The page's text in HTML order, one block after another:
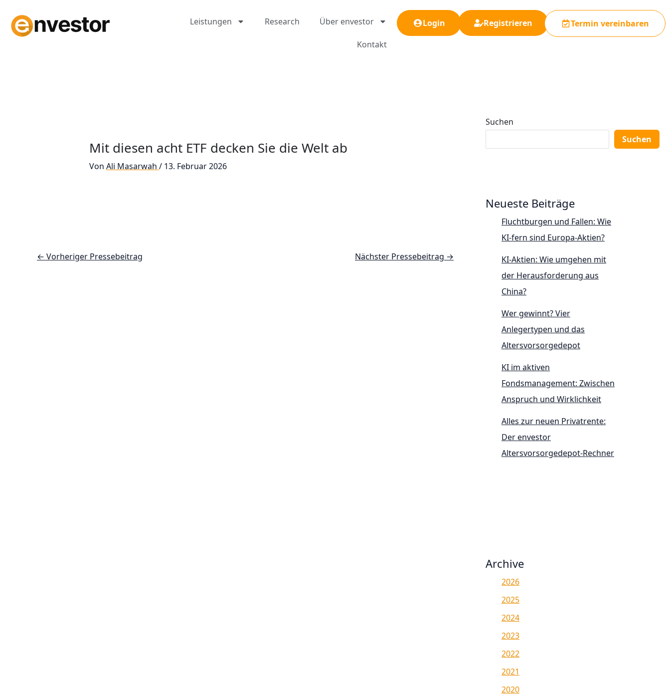
Inhalt
springen
Leistungen Research Über envestor
Kontakt
Login Registrieren Termin vereinbaren
Mit diesen acht ETF decken Sie die Welt ab
Von Ali Masarwah / 13. Februar 2026
← Vorheriger Pressebeitrag Nächster Pressebeitrag →
Suchen
Suchen
Neueste Beiträge
Fluchtburgen und Fallen: Wie
KI-fern sind Europa-Aktien?
KI-Aktien: Wie umgehen mit
der Herausforderung aus
China?
Wer gewinnt? Vier
Anlegertypen und das
Altersvorsorgedepot
KI im aktiven
Fondsmanagement: Zwischen
Anspruch und Wirklichkeit
Alles zur neuen Privatrente:
Der envestor
Altersvorsorgedepot-Rechner
Archive
2026
2025
2024
2023
2022
2021
2020